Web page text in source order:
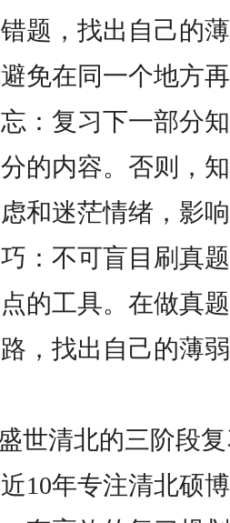
题，找出自己的
免在同一个地方
：复习下一部分
的内容。否则，
和迷茫情绪，影
：不可盲目刷真
的工具。在做真
，找出自己的薄
世清北的三阶段
10年专注清北硕